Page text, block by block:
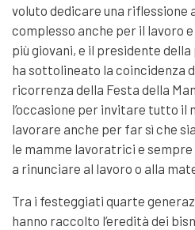
voluto dedicare una riflessione
complesso anche per il lavoro
più giovani, e il presidente
ha sottolineato la coincidenza
ricorrenza della Festa della
l’occasione per invitare tutto il
lavorare anche per far sì che
le mamme lavoratrici e
a rinunciare al lavoro o alla
Tra i festeggiati quarte
hanno raccolto l’eredità dei